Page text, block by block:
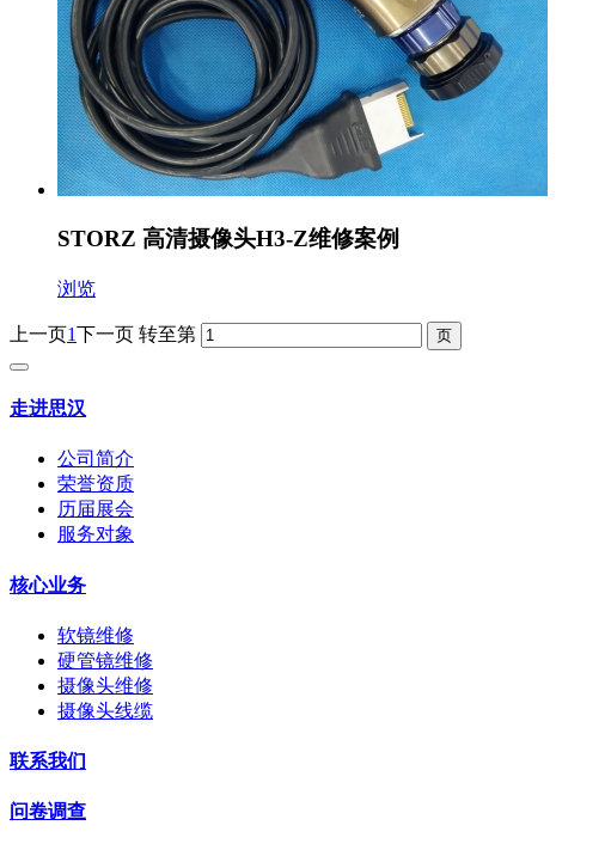
STORZ 高清摄像头H3-Z维修案例
浏览
上一页1下一页 转至第
走进思汉
公司简介
荣誉资质
历届展会
服务对象
核心业务
软镜维修
硬管镜维修
摄像头维修
摄像头线缆
联系我们
问卷调查